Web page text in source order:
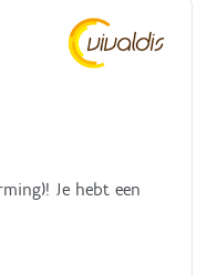
Je hebt een